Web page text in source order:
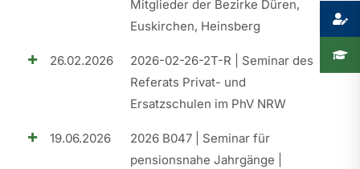
Mitglieder der Bezirke Düren,
Euskirchen, Heinsberg
26.02.2026
2026-02-26-2T-R | Seminar des
Referats Privat- und
Ersatzschulen im PhV NRW
19.06.2026
2026 B047 | Seminar für
pensionsnahe Jahrgänge |